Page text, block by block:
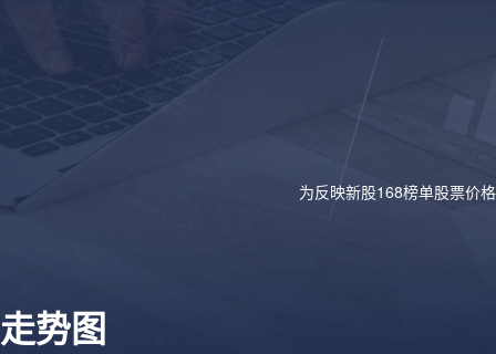
为反映新股168榜单股票价
走势图